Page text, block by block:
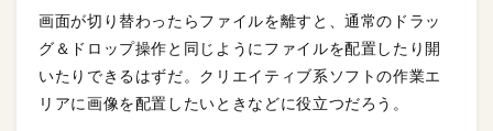
画面が切り替わったらファイルを離すと、通常のドラッ
グ＆ドロップ操作と同じようにファイルを配置したり開
いたりできるはずだ。クリエイティブ系ソフトの作業エ
リアに画像を配置したいときなどに役立つだろう。